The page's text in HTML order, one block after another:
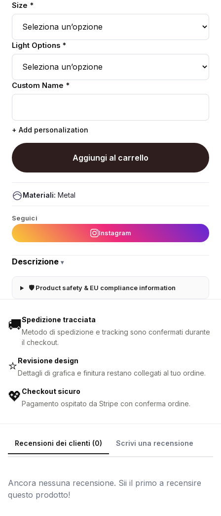
Size *
Light Options *
Custom Name *
+ Add personalization
Aggiungi al carrello
Materiali: Metal
Seguici
Instagram
Descrizione ▾
🛡 Product safety & EU compliance information
🚚Spedizione tracciata
Metodo di spedizione e tracking sono confermati durante
il checkout.
⭐Revisione design
Dettagli di grafica e finitura restano collegati al tuo ordine.
💖 Checkout sicuro
Pagamento ospitato da Stripe con conferma ordine.
Recensioni dei clienti (0) Scrivi una recensione
Ancora nessuna recensione. Sii il primo a recensire
questo prodotto!